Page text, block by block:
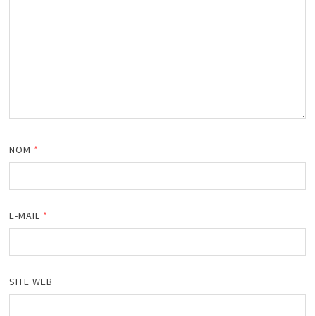
NOM *
E-MAIL *
SITE WEB